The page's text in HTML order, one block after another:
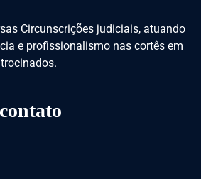
Circunscrições judiciais, atuando
e profissionalismo nas cortês em